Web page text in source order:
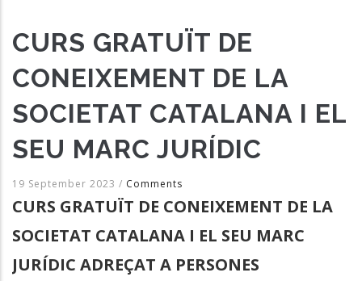
CURS GRATUÏT DE
CONEIXEMENT DE LA
SOCIETAT CATALANA I EL
SEU MARC JURÍDIC
19 September 2023 / Comments
CURS GRATUÏT DE CONEIXEMENT DE LA
SOCIETAT CATALANA I EL SEU MARC
JURÍDIC ADREÇAT A PERSONES